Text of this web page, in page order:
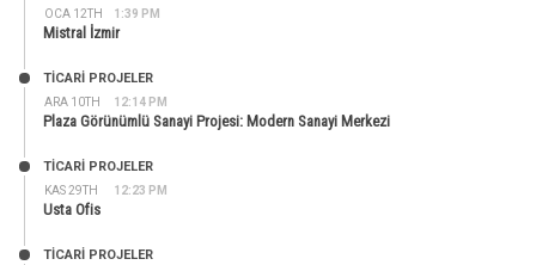
OCA 12TH 1:39 PM
Mistral İzmir
ARA 10TH 12:14 PM
TİCARİ PROJELER
Plaza Görünümlü Sanayi Projesi: Modern Sanayi Merkezi
KAS 29TH 12:23 PM
TİCARİ PROJELER
Usta Ofis
TİCARİ PROJELER